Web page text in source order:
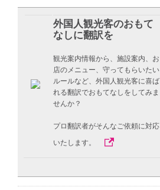
外国人観光客のおもて
なしに翻訳を
観光案内情報から、施設案内、お
店のメニュー、守ってもらいたい
ルールなど、外国人観光客に喜ば
れる翻訳でおもてなしをしてみま
せんか？
プロ翻訳者がそんなご依頼に対応
いたします。